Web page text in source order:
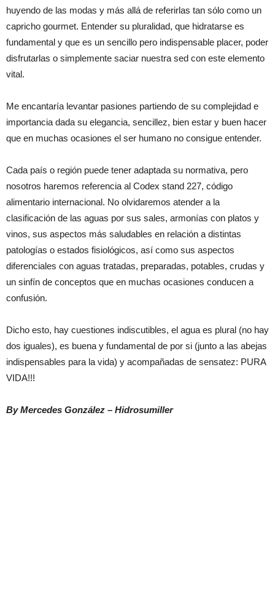
huyendo de las modas y más allá de referirlas tan sólo como un
capricho gourmet. Entender su pluralidad, que hidratarse es
fundamental y que es un sencillo pero indispensable placer, poder
disfrutarlas o simplemente saciar nuestra sed con este elemento
vital.
Me encantaría levantar pasiones partiendo de su complejidad e
importancia dada su elegancia, sencillez, bien estar y buen hacer
que en muchas ocasiones el ser humano no consigue entender.
Cada país o región puede tener adaptada su normativa, pero
nosotros haremos referencia al Codex stand 227, código
alimentario internacional. No olvidaremos atender a la
clasificación de las aguas por sus sales, armonías con platos y
vinos, sus aspectos más saludables en relación a distintas
patologías o estados fisiológicos, así como sus aspectos
diferenciales con aguas tratadas, preparadas, potables, crudas y
un sinfín de conceptos que en muchas ocasiones conducen a
confusión.
Dicho esto, hay cuestiones indiscutibles, el agua es plural (no hay
dos iguales), es buena y fundamental de por si (junto a las abejas
indispensables para la vida) y acompañadas de sensatez: PURA
VIDA!!!
By Mercedes González – Hidrosumiller